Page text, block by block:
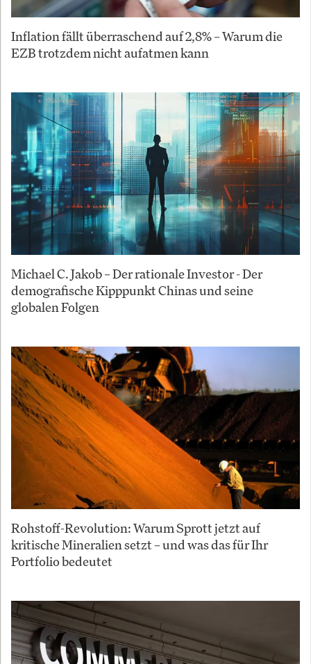
Inflation fällt überraschend auf 2,8% – Warum die
EZB trotzdem nicht aufatmen kann
Michael C. Jakob – Der rationale Investor - Der
demografische Kipppunkt Chinas und seine
globalen Folgen
Rohstoff-Revolution: Warum Sprott jetzt auf
kritische Mineralien setzt – und was das für Ihr
Portfolio bedeutet